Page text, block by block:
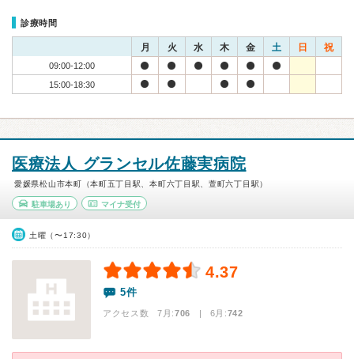
診療時間
月 火 水 木 金 土 日 祝
09:00-12:00
15:00-18:30
医療法人 グランセル佐藤実病院
愛媛県松山市本町（本町五丁目駅、本町六丁目駅、萱町六丁目駅）
駐車場あり マイナ受付
土曜（〜17:30）
4.37
5件
アクセス数 7月:706 | 6月:742